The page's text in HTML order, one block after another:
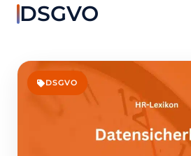
DSGVO
DSGVO